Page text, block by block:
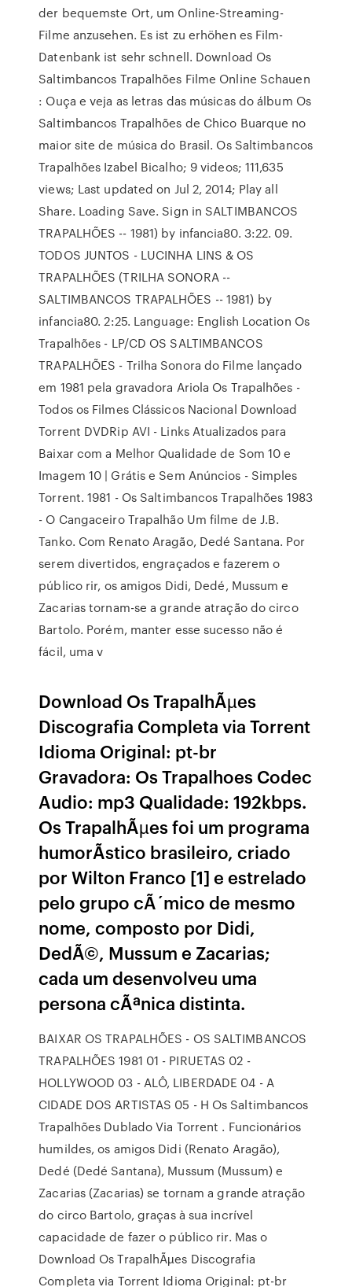
der bequemste Ort, um Online-Streaming-
Filme anzusehen. Es ist zu erhöhen es Film-
Datenbank ist sehr schnell. Download Os
Saltimbancos Trapalhões Filme Online Schauen
: Ouça e veja as letras das músicas do álbum Os
Saltimbancos Trapalhões de Chico Buarque no
maior site de música do Brasil. Os Saltimbancos
Trapalhões Izabel Bicalho; 9 videos; 111,635
views; Last updated on Jul 2, 2014; Play all
Share. Loading Save. Sign in SALTIMBANCOS
TRAPALHÕES -- 1981) by infancia80. 3:22. 09.
TODOS JUNTOS - LUCINHA LINS & OS
TRAPALHÕES (TRILHA SONORA --
SALTIMBANCOS TRAPALHÕES -- 1981) by
infancia80. 2:25. Language: English Location Os
Trapalhões - LP/CD OS SALTIMBANCOS
TRAPALHÕES - Trilha Sonora do Filme lançado
em 1981 pela gravadora Ariola Os Trapalhões -
Todos os Filmes Clássicos Nacional Download
Torrent DVDRip AVI - Links Atualizados para
Baixar com a Melhor Qualidade de Som 10 e
Imagem 10 | Grátis e Sem Anúncios - Simples
Torrent. 1981 - Os Saltimbancos Trapalhões 1983
- O Cangaceiro Trapalhão Um filme de J.B.
Tanko. Com Renato Aragão, Dedé Santana. Por
serem divertidos, engraçados e fazerem o
público rir, os amigos Didi, Dedé, Mussum e
Zacarias tornam-se a grande atração do circo
Bartolo. Porém, manter esse sucesso não é
fácil, uma v
Download Os TrapalhÃµes
Discografia Completa via Torrent
Idioma Original: pt-br
Gravadora: Os Trapalhoes Codec
Audio: mp3 Qualidade: 192kbps.
Os TrapalhÃµes foi um programa
humorÃ­stico brasileiro, criado
por Wilton Franco [1] e estrelado
pelo grupo cÃ´mico de mesmo
nome, composto por Didi,
DedÃ©, Mussum e Zacarias;
cada um desenvolveu uma
persona cÃªnica distinta.
BAIXAR OS TRAPALHÕES - OS SALTIMBANCOS
TRAPALHÕES 1981 01 - PIRUETAS 02 -
HOLLYWOOD 03 - ALÔ, LIBERDADE 04 - A
CIDADE DOS ARTISTAS 05 - H Os Saltimbancos
Trapalhões Dublado Via Torrent . Funcionários
humildes, os amigos Didi (Renato Aragão),
Dedé (Dedé Santana), Mussum (Mussum) e
Zacarias (Zacarias) se tornam a grande atração
do circo Bartolo, graças à sua incrível
capacidade de fazer o público rir. Mas o
Download Os TrapalhÃµes Discografia
Completa via Torrent Idioma Original: pt-br